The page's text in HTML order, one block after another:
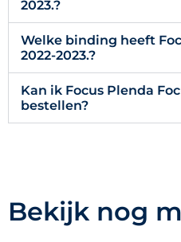
2023.?
Welke binding heeft
2022-2023.?
Kan ik Focus Plenda
bestellen?
Bekijk nog